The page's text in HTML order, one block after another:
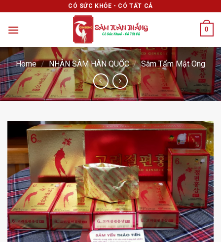
content
CÓ SỨC KHỎE - CÓ TẤT CẢ
0
Home / NHÂN SÂM HÀN QUỐC / Sâm Tẩm Mật Ong